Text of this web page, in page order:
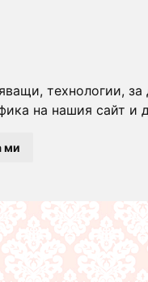
технологии,
на нашия сайт и
ми